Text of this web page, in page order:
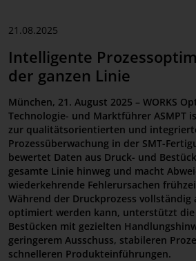
Webinare
Newsletter
Referenzen
21.08.2025
Intelligente
der ganzen Linie
München, 21. August 2025 – WORKS
Technologie- und Marktführer ASMPT
zur qualitätsorientierten und
Prozessüberwachung in der SMT-
bewertet Daten aus Druck- und
gesamte Linie hinweg und macht
wiederkehrende Fehlerursachen
Während der Druckprozess
optimiert werden kann, unterstützt die
Bestücken mit gezielten
geringerem Ausschuss, stabileren
schnelleren Produkteinführungen.